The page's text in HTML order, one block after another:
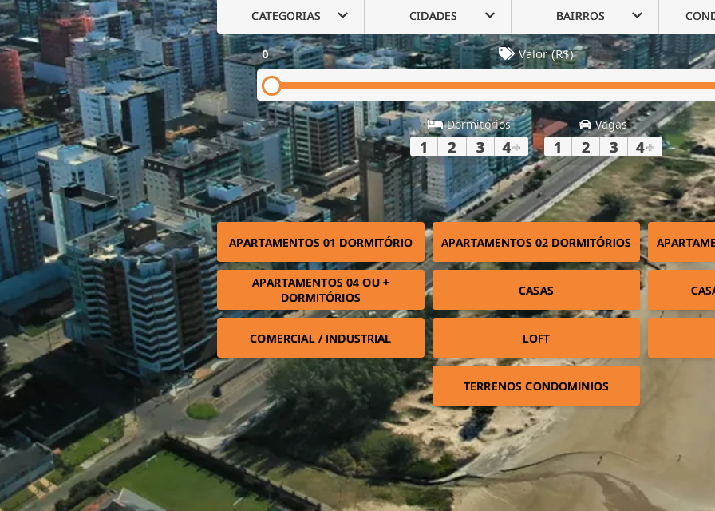
CATEGORIAS CIDADES BAIRROS
0 Valor (R$)
Dormitórios
1 2 3 4+
Vagas
1 2 3 4+
APARTAMENTOS 01 DORMITÓRIO APARTAMENTOS 02 DORMITÓRIOS
APARTAMENTOS 04 OU +
DORMITÓRIOS
CASAS
COMERCIAL / INDUSTRIAL LOFT
TERRENOS CONDOMINIOS